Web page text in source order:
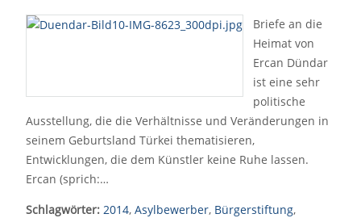
Briefe an die
Heimat von
Ercan Dündar
ist eine sehr
politische
Ausstellung, die die Verhältnisse und Veränderungen in
seinem Geburtsland Türkei thematisieren,
Entwicklungen, die dem Künstler keine Ruhe lassen.
Ercan (sprich:…
Schlagwörter: 2014, Asylbewerber, Bürgerstiftung,